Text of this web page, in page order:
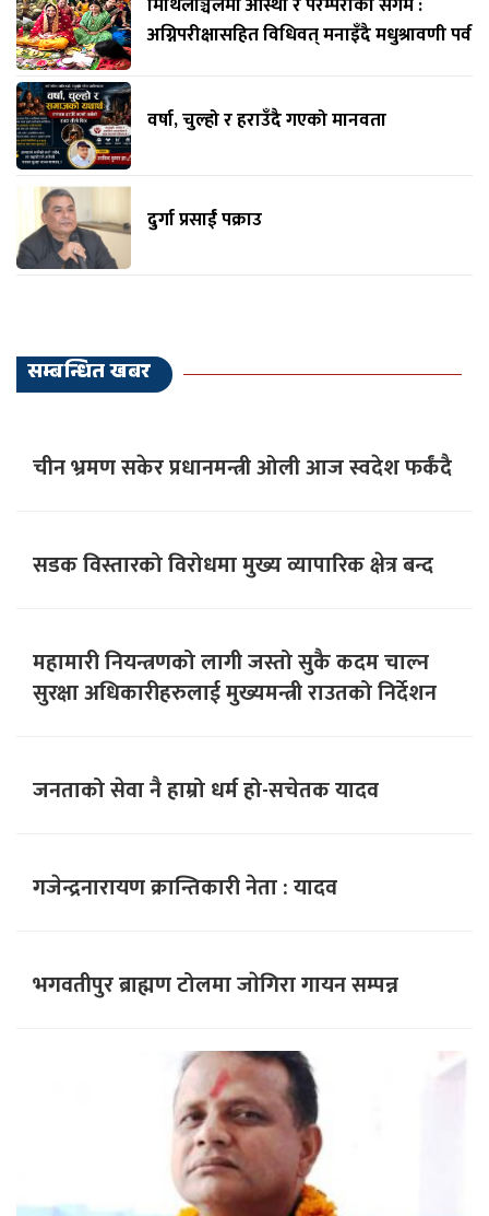
अग्निपरीक्षासहित विधिवत् मनाइँदै मधुश्रावणी पर्व
वर्षा, चुल्हो र हराउँदै गएको मानवता
दुर्गा प्रसाईं पक्राउ
सम्बन्धित खबर
चीन भ्रमण सकेर प्रधानमन्त्री ओली आज स्वदेश फर्कंदै
सडक विस्तारको विरोधमा मुख्य व्यापारिक क्षेत्र बन्द
महामारी नियन्त्रणको लागी जस्तो सुकै कदम चाल्न
सुरक्षा अधिकारीहरुलाई मुख्यमन्त्री राउतको निर्देशन
जनताको सेवा नै हाम्रो धर्म हो-सचेतक यादव
गजेन्द्रनारायण क्रान्तिकारी नेता : यादव
भगवतीपुर ब्राह्मण टोलमा जाेगिरा गायन सम्पन्न